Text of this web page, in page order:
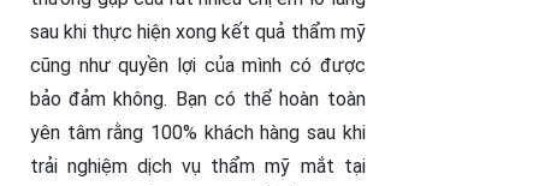
sau khi thực hiện xong kết quả thẩm mỹ
cũng như quyền lợi của mình có được
bảo đảm không. Bạn có thể hoàn toàn
yên tâm rằng 100% khách hàng sau khi
trải nghiệm dịch vụ thẩm mỹ mắt tại